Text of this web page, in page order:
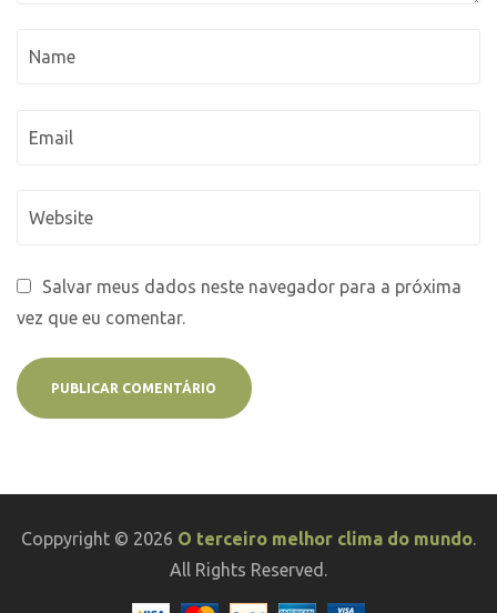
Salvar meus dados neste navegador para a próxima
vez que eu comentar.
Coppyright © 2026 O terceiro melhor clima do mundo.
All Rights Reserved.